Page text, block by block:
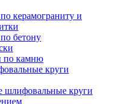
керамограниту и
бетону
по камню
круги
шлифовальные круги